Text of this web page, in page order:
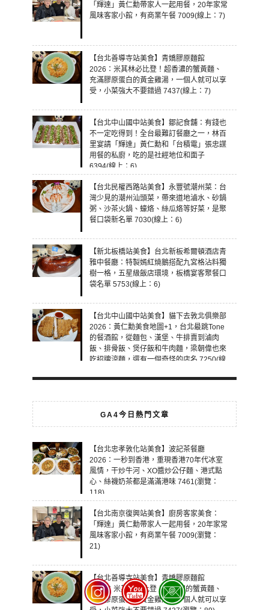
「輝達」黃仁勳帶家人一起用餐，20年家常
風味客家小館，有商業午餐 7009(線上：7)
【台北善導寺站美食】青嬌膠原麵館
2026：米其林必比登！超香濃的蟹黃麵、
充滿膠原蛋白的黃金雞湯，一個人就可以享
受，小菜強大不要錯過 7437(線上：7)
【台北中山國中站美食】鄒記食舖：有錢也
不一定吃得到！全台最難訂餐廳之一，林百
里宴請「輝達」黃仁勳和「台積電」張忠謀
用餐的私廚，吃的是社經地位和面子
6394(線上：6)
【台北民權西路站美食】永豐號潮州菜：台
灣少見的潮州汕頭菜，帶來道地滷水、砂鍋
粥、沙茶火鍋、蠔烙、絲瓜烙等好菜，是聚
餐口袋新名單 7030(線上：6)
【新北板橋站美食】台北新板希爾頓酒店青
雅中餐廳：特製嫣紅燒鵝搭配九宮格沾料獨
樹一格，五星級飯店環境，板橋宴客聚餐口
袋名單 5753(線上：6)
【台北中山國中站美食】貓下去敦北俱樂部
2026：黃仁勳美食地圖+1，台北最跳Tone
的餐酒館，從麵包、漢堡、牛排賣到滷肉
飯、排骨飯、煲仔飯和牛肉麵，梁朝偉也來
吃招牌涼麵，還有一個奇怪的店名 7250(線
GA4今日熱門文章
【台北忠孝敦化站美食】波記茶餐廳
2026：一秒到香港，重現香港70年代冰室
風情，干炒牛河、XO醬炒公仔麵、港式點
心、絲襪奶茶都是滿滿港味 7461(瀏覽：
118)
【台北南京復興站美食】廚房客家美食：
「輝達」黃仁勳帶家人一起用餐，20年家常
風味客家小館，有商業午餐 7009(瀏覽：
21)
【台北善導寺站美食】青嬌膠原麵館
2026：米其林必比登！超香濃的蟹黃麵、
充滿膠原蛋白的黃金雞湯，一個人就可以享